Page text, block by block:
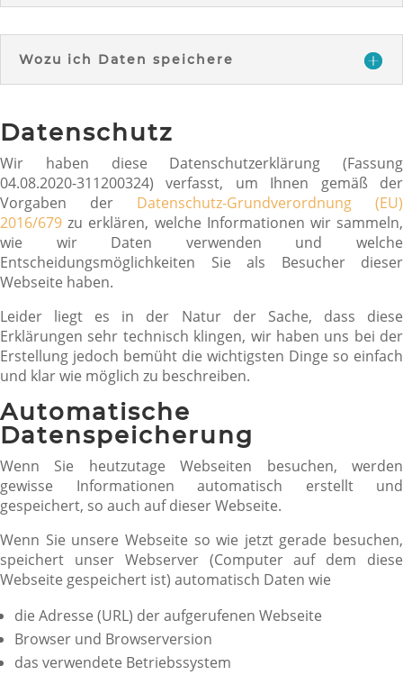
Wozu ich Daten speichere
Datenschutz
Wir haben diese Datenschutzerklärung (Fassung
04.08.2020-311200324) verfasst, um Ihnen gemäß der
Vorgaben der Datenschutz-Grundverordnung (EU)
2016/679 zu erklären, welche Informationen wir sammeln,
wie wir Daten verwenden und welche
Entscheidungsmöglichkeiten Sie als Besucher dieser
Webseite haben.
Leider liegt es in der Natur der Sache, dass diese
Erklärungen sehr technisch klingen, wir haben uns bei der
Erstellung jedoch bemüht die wichtigsten Dinge so einfach
und klar wie möglich zu beschreiben.
Automatische
Datenspeicherung
Wenn Sie heutzutage Webseiten besuchen, werden
gewisse Informationen automatisch erstellt und
gespeichert, so auch auf dieser Webseite.
Wenn Sie unsere Webseite so wie jetzt gerade besuchen,
speichert unser Webserver (Computer auf dem diese
Webseite gespeichert ist) automatisch Daten wie
die Adresse (URL) der aufgerufenen Webseite
Browser und Browserversion
das verwendete Betriebssystem